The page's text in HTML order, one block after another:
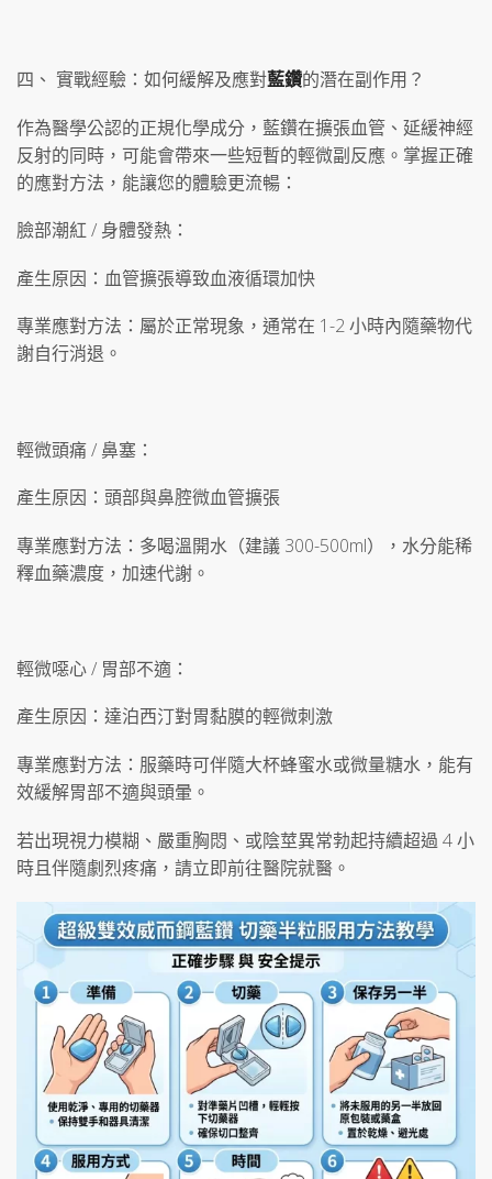
四、 實戰經驗：如何緩解及應對藍鑽的潛在副作用？
作為醫學公認的正規化學成分，藍鑽在擴張血管、延緩神經
反射的同時，可能會帶來一些短暫的輕微副反應。掌握正確
的應對方法，能讓您的體驗更流暢：
臉部潮紅 / 身體發熱：
產生原因：血管擴張導致血液循環加快
專業應對方法：屬於正常現象，通常在 1-2 小時內隨藥物代
謝自行消退。
輕微頭痛 / 鼻塞：
產生原因：頭部與鼻腔微血管擴張
專業應對方法：多喝溫開水（建議 300-500ml），水分能稀
釋血藥濃度，加速代謝。
輕微噁心 / 胃部不適：
產生原因：達泊西汀對胃黏膜的輕微刺激
專業應對方法：服藥時可伴隨大杯蜂蜜水或微量糖水，能有
效緩解胃部不適與頭暈。
若出現視力模糊、嚴重胸悶、或陰莖異常勃起持續超過 4 小
時且伴隨劇烈疼痛，請立即前往醫院就醫。